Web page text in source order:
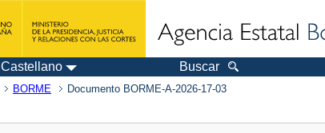
Castellano Buscar
BORME Documento BORME-A-2026-17-03